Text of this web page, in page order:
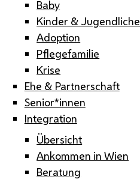
Baby
Kinder & Jugendliche
Adoption
Pflegefamilie
Krise
Ehe & Partnerschaft
Senior*innen
Integration
Übersicht
Ankommen in Wien
Beratung